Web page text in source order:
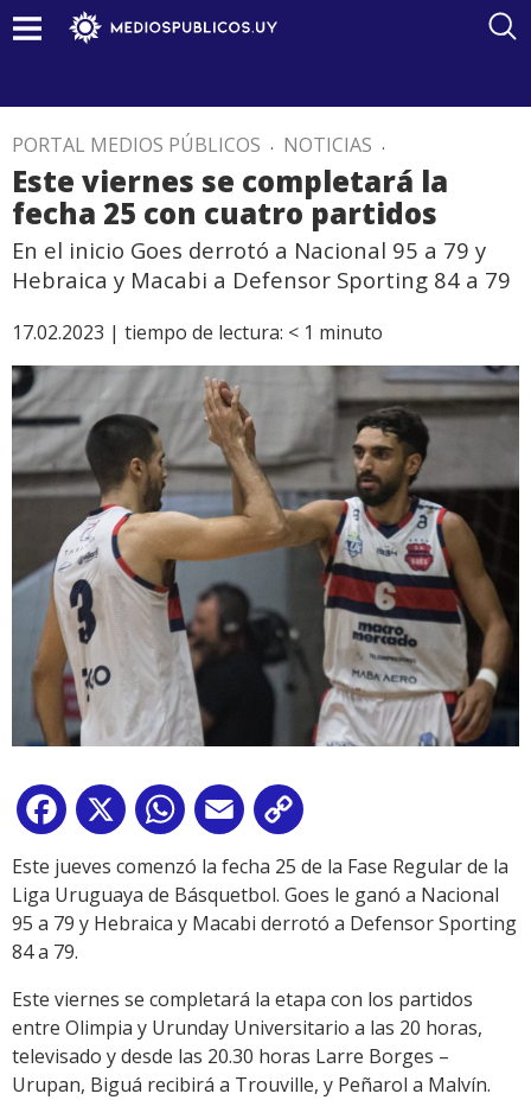
PORTAL MEDIOS PÚBLICOS . NOTICIAS .
Este viernes se completará la
fecha 25 con cuatro partidos
En el inicio Goes derrotó a Nacional 95 a 79 y
Hebraica y Macabi a Defensor Sporting 84 a 79
17.02.2023 | tiempo de lectura: < 1 minuto
Facebook
X WhatsApp
Email
Link
Este jueves comenzó la fecha 25 de la Fase Regular de la
Liga Uruguaya de Básquetbol. Goes le ganó a Nacional
95 a 79 y Hebraica y Macabi derrotó a Defensor Sporting
84 a 79.
Este viernes se completará la etapa con los partidos
entre Olimpia y Urunday Universitario a las 20 horas,
televisado y desde las 20.30 horas Larre Borges –
Urupan, Biguá recibirá a Trouville, y Peñarol a Malvín.